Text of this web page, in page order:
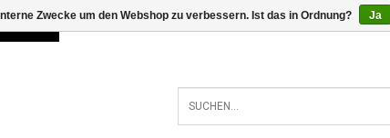
ANMELDEN 0 ARTIKEL €0,00
Zwecke um den Webshop zu verbessern. Ist das in Ordnung? Ja